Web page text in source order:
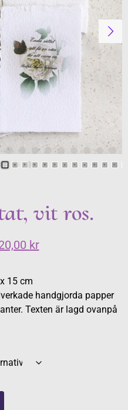
vit ros.
kr
15 cm
handgjorda papper
Texten är lagd ovanpå